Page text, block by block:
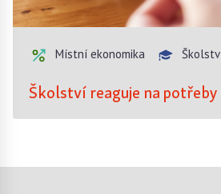
Tvořte budoucnost
Místní ekonomika
Školství reaguje na